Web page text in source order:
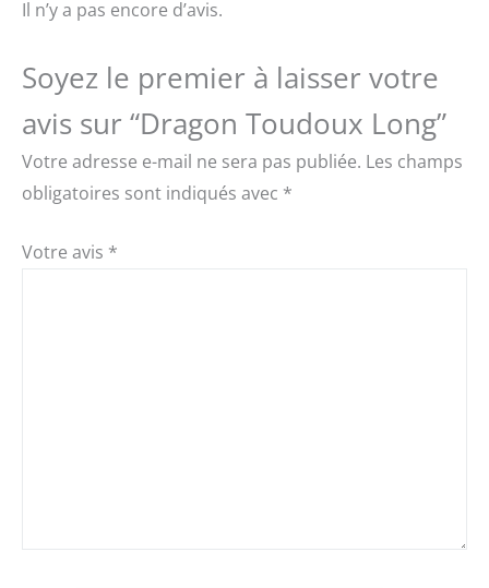
Il n’y a pas encore d’avis.
Soyez le premier à laisser votre
avis sur “Dragon Toudoux Long”
Votre adresse e-mail ne sera pas publiée. Les champs
obligatoires sont indiqués avec *
Votre avis *